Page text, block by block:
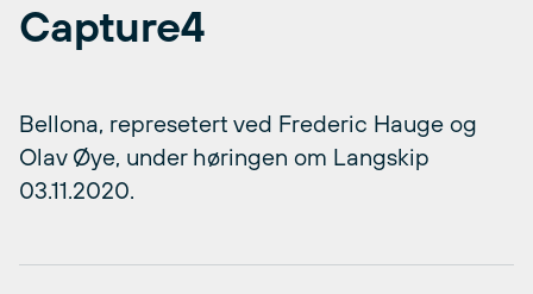
Capture4
Bellona, represetert ved Frederic Hauge og
Olav Øye, under høringen om Langskip
03.11.2020.